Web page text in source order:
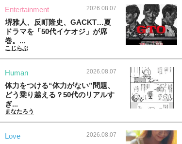
Entertainment 2026.08.07
堺雅人、反町隆史、GACKT…夏
ドラマを「50代イケオジ」が席
巻。...
こじらぶ
Human 2026.08.07
体力をつける“体力がない”問題、
どう乗り越える？50代のリアルす
ぎ...
まなたろう
Love 2026.08.07